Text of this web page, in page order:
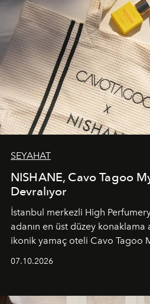
SEYAHAT
NISHANE, Cavo Tagoo
Devralıyor
İstanbul merkezli High
adanın en üst düzey konaklama
ikonik yamaç oteli Cavo Tagoo
buluşturarak markanın Cavo
07.10.2026